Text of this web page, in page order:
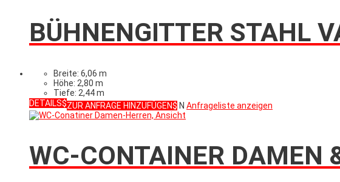
BÜHNENGITTER STAHL
Breite: 6,06 m
Höhe: 2,80 m
Tiefe: 2,44 m
DETAILS
ZUR ANFRAGE HINZUFÜGEN N Anfrageliste anzeigen
WC-CONTAINER DAMEN